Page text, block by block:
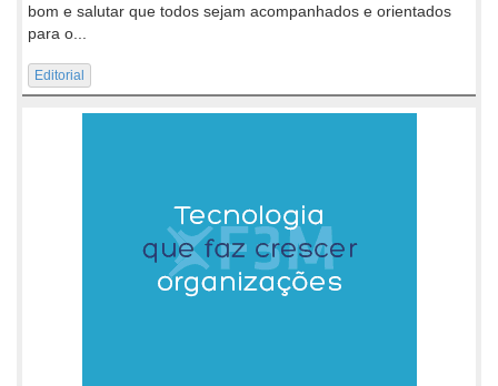
bom e salutar que todos sejam acompanhados e orientados
para o...
Editorial